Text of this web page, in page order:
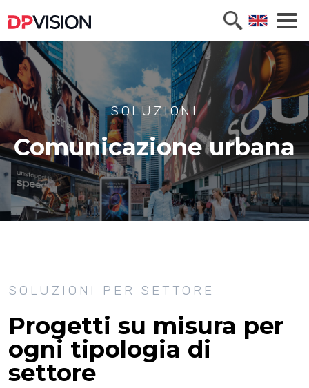
SOLUZIONI
Comunicazione urbana
SOLUZIONI PER SETTORE
Progetti su misura per
ogni tipologia di
settore